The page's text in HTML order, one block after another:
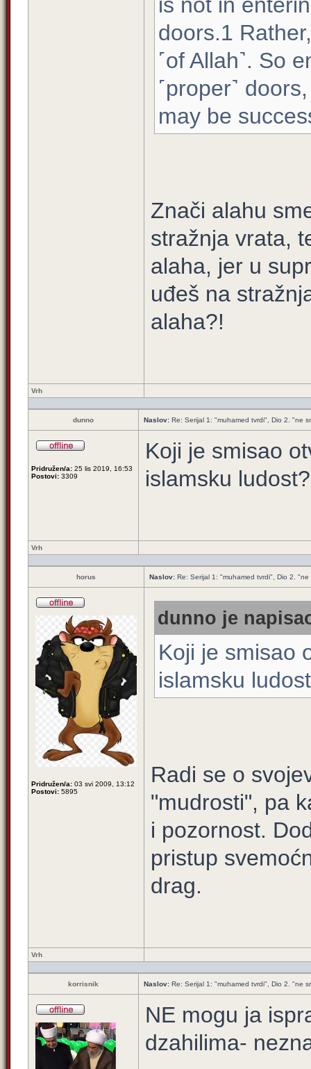
doors.1
˹of Allah˺. So
˹proper˺
may be
Znači alahu
stražnja vrata,
alaha, jer u
uđeš na
alaha?!
Vrh
dunno Naslov: Re: Serijal 1: "muhamed tvrdi", Dio 2. "ne
Pridružen/a: 25 lis 2019, 16:53
Postovi: 3309
Koji je smisao
islamsku ludost?
Vrh
horus Naslov: Re: Serijal 1: "muhamed tvrdi", Dio 2.
Pridružen/a: 03 svi 2009, 13:12
Postovi: 5895
dunno je
Koji je smisao
islamsku
Radi se o
"mudrosti", pa
i pozornost.
pristup
drag.
Vrh
korrisnik Naslov: Re: Serijal 1: "muhamed tvrdi", Dio 2. "ne
NE mogu ja
dzahilima-